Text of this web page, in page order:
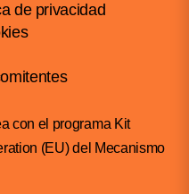
de privacidad
con el programa Kit
(EU) del Mecanismo